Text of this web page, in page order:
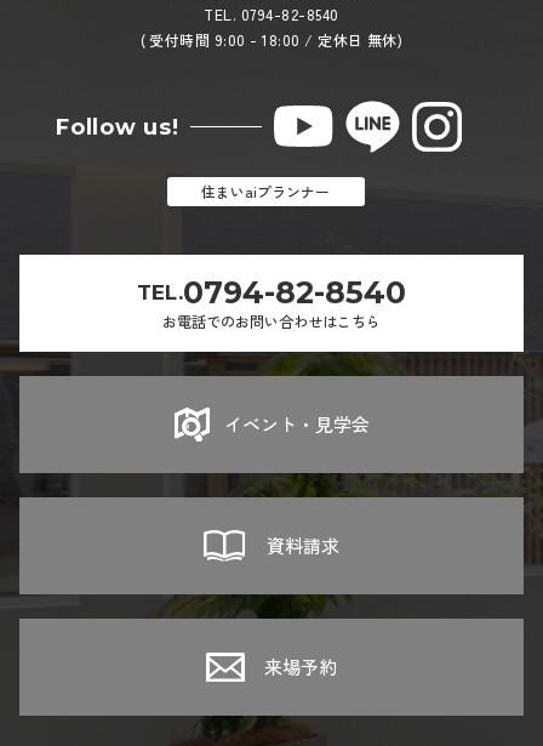
TEL. 0794-82-8540
( 受付時間 9:00 - 18:00 / 定休日 無休)
Follow us!
住まいaiプランナー
TEL.0794-82-8540
お電話でのお問い合わせはこちら
イベント・見学会
資料請求
来場予約